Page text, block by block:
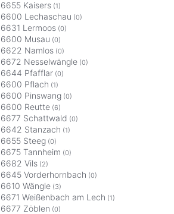
Kaisers (1)
Lechaschau (0)
Lermoos (0)
Musau (0)
Namlos (0)
Nesselwängle (0)
6644 Pfafflar (0)
Pflach (1)
Pinswang (0)
Reutte (6)
Schattwald (0)
Stanzach (1)
Steeg (0)
Tannheim (0)
Vils (2)
Vorderhornbach (0)
Wängle (3)
Weißenbach am Lech (1)
Zöblen (0)